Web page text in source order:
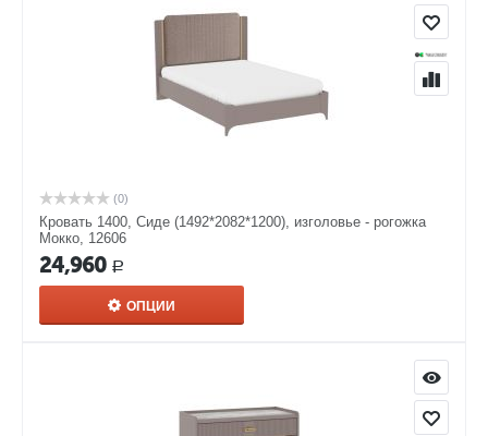
(0)
Кровать 1400, Сиде (1492*2082*1200), изголовье - рогожка
Мокко, 12606
24,960 Р
ОПЦИИ